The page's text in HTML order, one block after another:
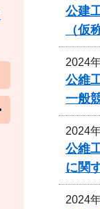
公建
（仮
2024
公維
一般
2024
公維
に関
2024